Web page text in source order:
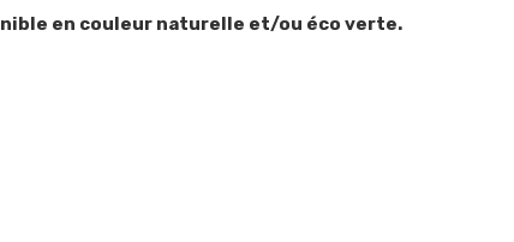
en couleur naturelle et/ou éco verte.